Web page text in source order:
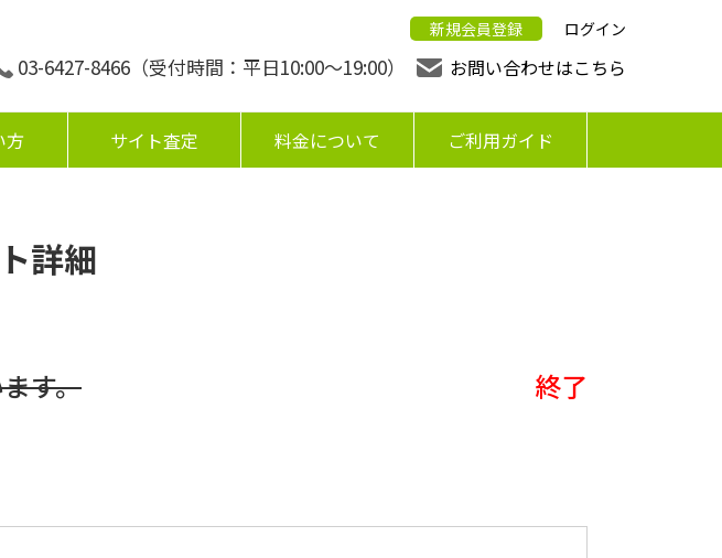
新規会員登録 ログイン
03-6427-8466 （受付時間：平日10:00〜19:00） お問い合わせはこちら
方 サイト査定 料金について ご利用ガイド
詳細
す。 終了